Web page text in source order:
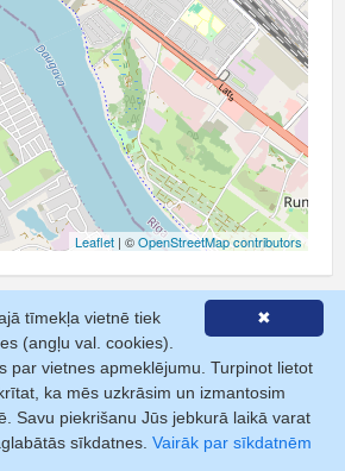
Leaflet | ©OpenStreetMap contributors
✖
tīmekļa vietnē tiek
(angļu val. cookies).
par vietnes apmeklējumu. Turpinot lietot
ka mēs uzkrāsim un izmantosim
Savu piekrišanu Jūs jebkurā laikā varat
sīkdatnes. Vairāk par sīkdatnēm